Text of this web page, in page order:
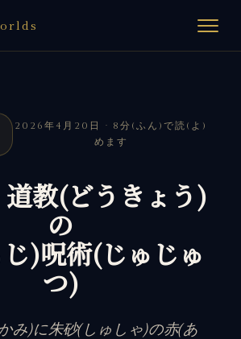
2026年4月20日 · 8分(ふん)で読(よ)
めます
道教(どうきょう)
の
)呪術(じゅじゅ
つ)
み)に朱砂(しゅしゃ)の赤(あ